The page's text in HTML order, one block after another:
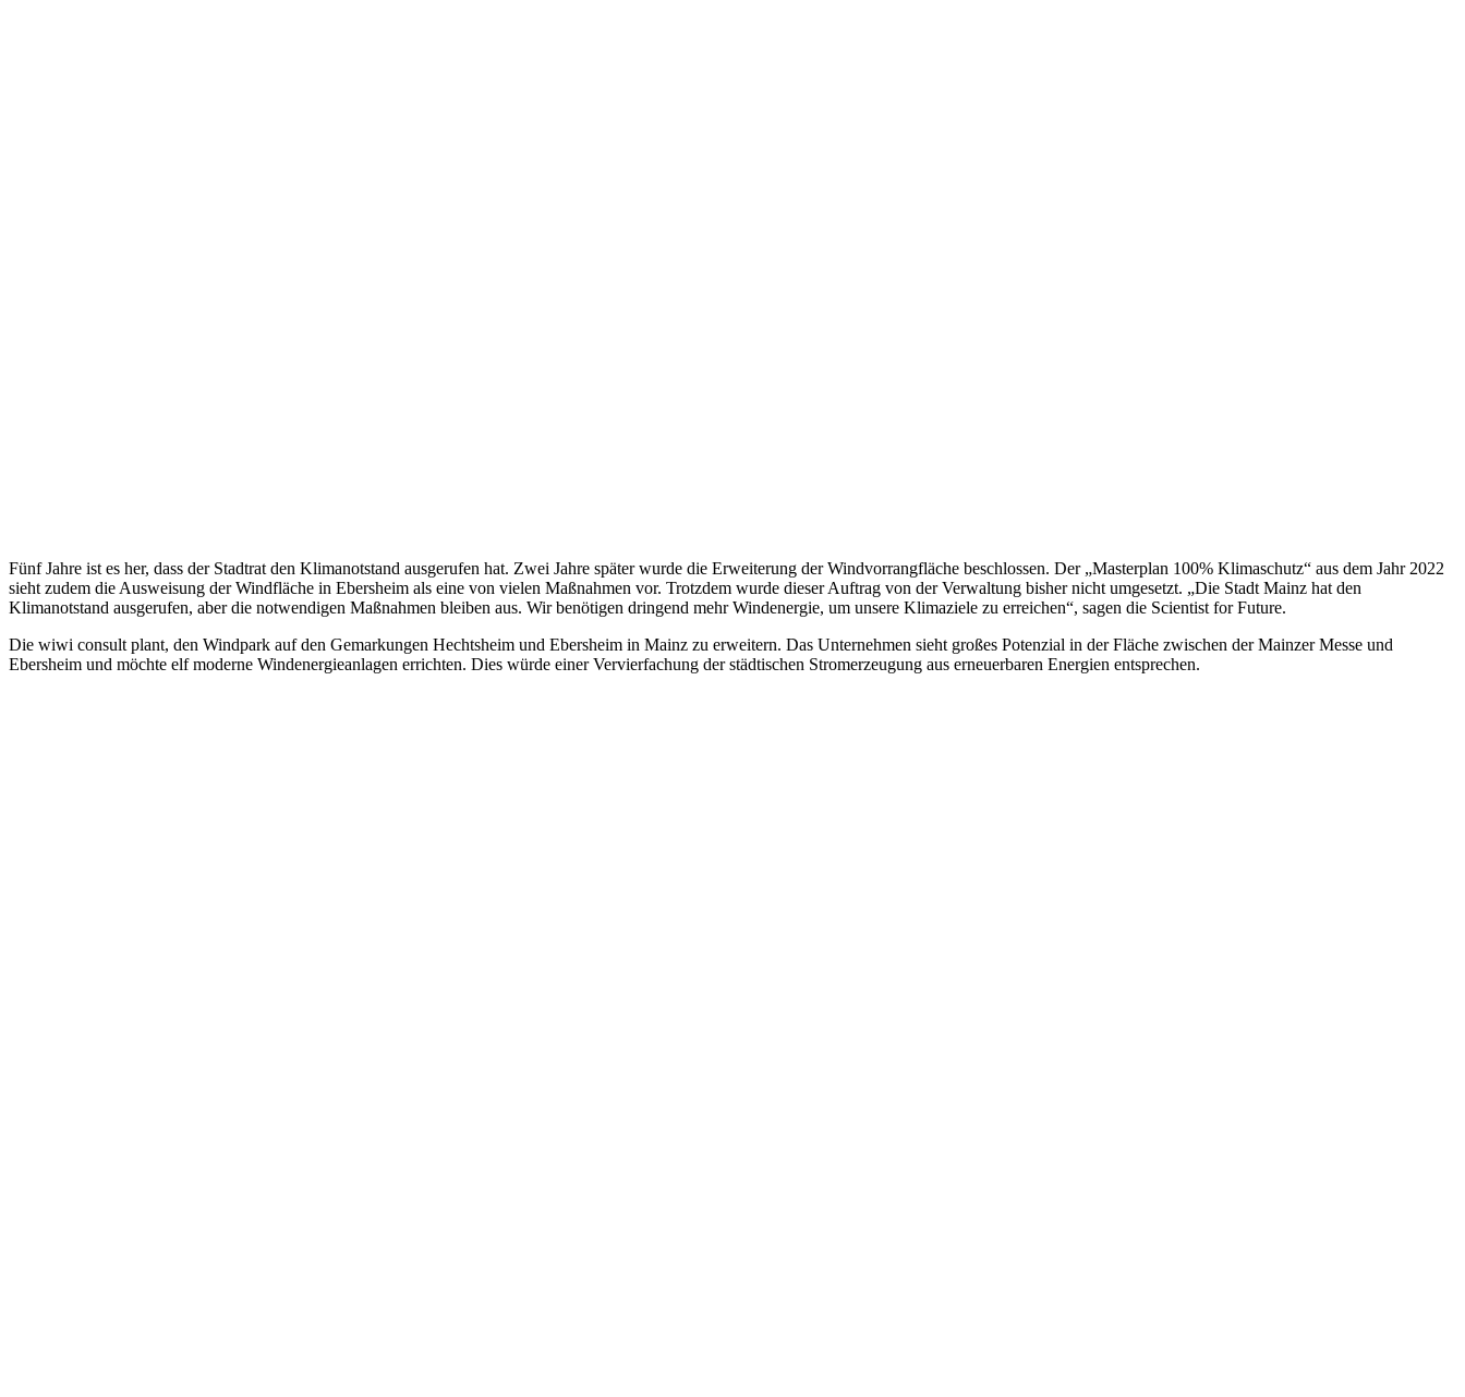
Fünf Jahre ist es her, dass der Stadtrat den Klimanotstand ausgerufen hat. Zwei Jahre später wurde die Erweiterung der Windvorrangfläche beschlossen. Der „Masterplan 100% Klimaschutz“ aus dem Jahr 2022
sieht zudem die Ausweisung der Windfläche in Ebersheim als eine von vielen Maßnahmen vor. Trotzdem wurde dieser Auftrag von der Verwaltung bisher nicht umgesetzt. „Die Stadt Mainz hat den
Klimanotstand ausgerufen, aber die notwendigen Maßnahmen bleiben aus. Wir benötigen dringend mehr Windenergie, um unsere Klimaziele zu erreichen“, sagen die Scientist for Future.
Die wiwi consult plant, den Windpark auf den Gemarkungen Hechtsheim und Ebersheim in Mainz zu erweitern. Das Unternehmen sieht großes Potenzial in der Fläche zwischen der Mainzer Messe und
Ebersheim und möchte elf moderne Windenergieanlagen errichten. Dies würde einer Vervierfachung der städtischen Stromerzeugung aus erneuerbaren Energien entsprechen.